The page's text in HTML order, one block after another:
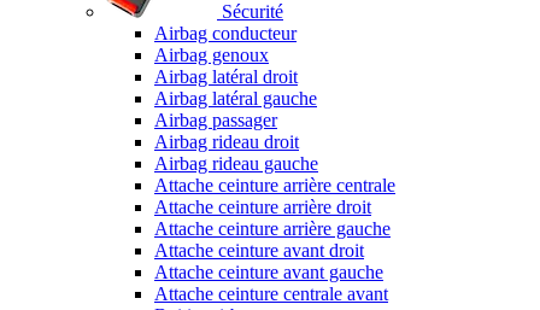
Sécurité
Airbag conducteur
Airbag genoux
Airbag latéral droit
Airbag latéral gauche
Airbag passager
Airbag rideau droit
Airbag rideau gauche
Attache ceinture arrière centrale
Attache ceinture arrière droit
Attache ceinture arrière gauche
Attache ceinture avant droit
Attache ceinture avant gauche
Attache ceinture centrale avant